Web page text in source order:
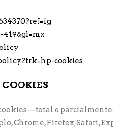
cookies
—total o
Chrome, Firefox, Safari,